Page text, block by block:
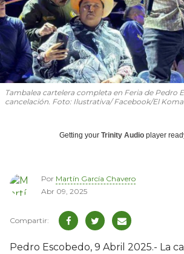
Tambalea cartelera completa en Feria de Pedro
cancelación. Foto: Ilustrativa/ Facebook/El
Getting your Trinity Audio player
Por Martín García Chavero
Abr 09, 2025
Pedro Escobedo, 9 Abril 2025.- La